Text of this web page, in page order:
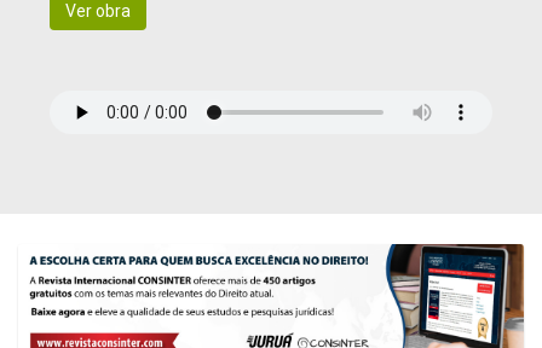
Ver obra